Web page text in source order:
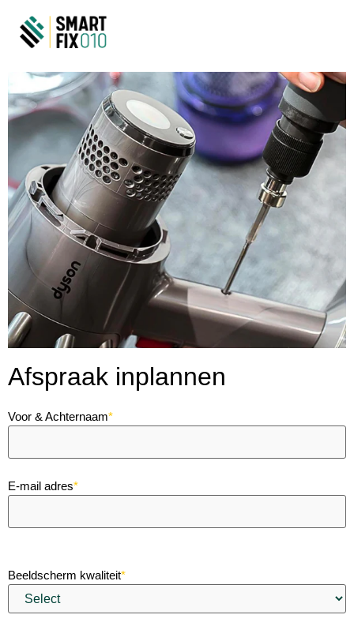
Afspraak inplannen
Voor & Achternaam*
E-mail adres*
Beeldscherm kwaliteit*